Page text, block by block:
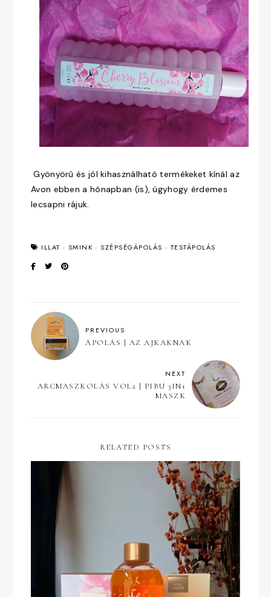
Gyönyörű és jól kihasználható termékeket kínál az
Avon ebben a hónapban (is), úgyhogy érdemes
lecsapni rájuk.
ILLAT · SMINK · SZÉPSÉGÁPOLÁS · TESTÁPOLÁS
PREVIOUS
ÁPOLÁS | AZ AJKAKNAK
NEXT
ARCMASZKOLÁS VOL2 | PIBU 3IN1
MASZK
RELATED POSTS